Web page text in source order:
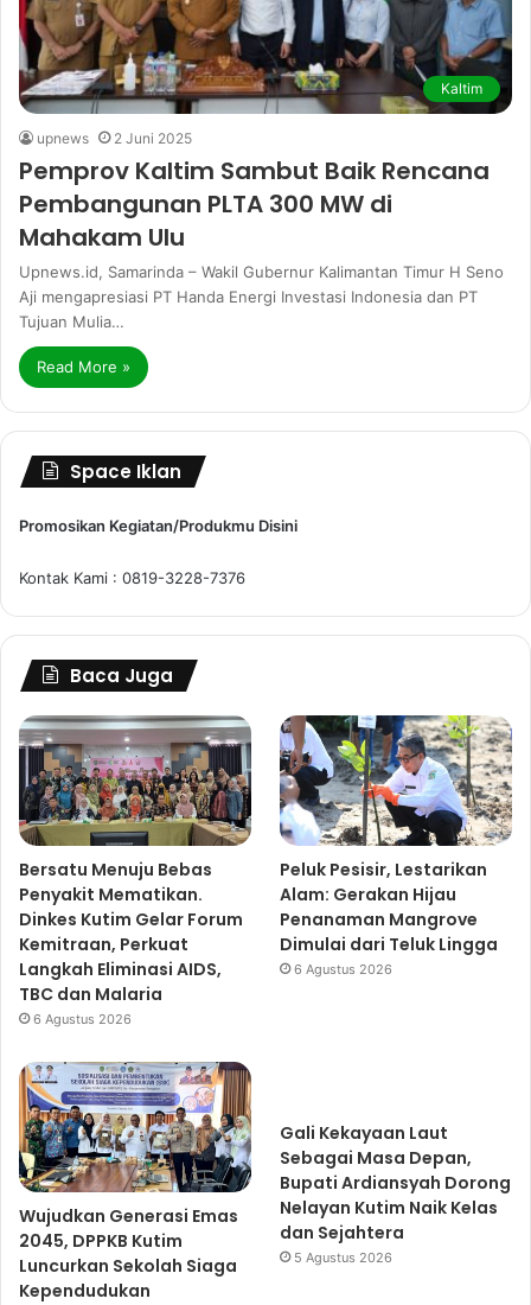
Kaltim
upnews 2 Juni 2025
Pemprov Kaltim Sambut Baik Rencana
Pembangunan PLTA 300 MW di
Mahakam Ulu
Upnews.id, Samarinda – Wakil Gubernur Kalimantan Timur H Seno
Aji mengapresiasi PT Handa Energi Investasi Indonesia dan PT
Tujuan Mulia…
Read More »
Space Iklan
Promosikan Kegiatan/Produkmu Disini
Kontak Kami : 0819-3228-7376
Baca Juga
Bersatu Menuju Bebas
Penyakit Mematikan.
Dinkes Kutim Gelar Forum
Kemitraan, Perkuat
Langkah Eliminasi AIDS,
TBC dan Malaria
6 Agustus 2026
Peluk Pesisir, Lestarikan
Alam: Gerakan Hijau
Penanaman Mangrove
Dimulai dari Teluk Lingga
6 Agustus 2026
Wujudkan Generasi Emas
2045, DPPKB Kutim
Luncurkan Sekolah Siaga
Kependudukan
Gali Kekayaan Laut
Sebagai Masa Depan,
Bupati Ardiansyah Dorong
Nelayan Kutim Naik Kelas
dan Sejahtera
5 Agustus 2026